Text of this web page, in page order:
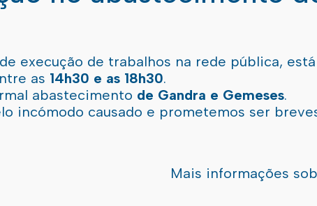
execução de trabalhos na rede pública,
as 14h30 e as 18h30.
abastecimento de Gandra e Gemeses.
incómodo causado e prometemos ser
Mais informações